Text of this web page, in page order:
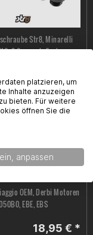
Str8, Minarelli
versch. Farben
OEM, Derbi Motoren
D50B0, EBE, EBS
18,95 € *
platzieren, um
Inhalte anzuzeigen
bieten. Für weitere
öffnen Sie die
anpassen